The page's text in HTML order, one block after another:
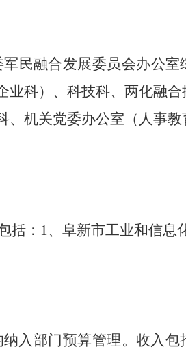
民融合发展委员会办公室
科）、科技科、两化融合
机关党委办公室（人事教
：1、阜新市工业和信息
入部门预算管理。收入包